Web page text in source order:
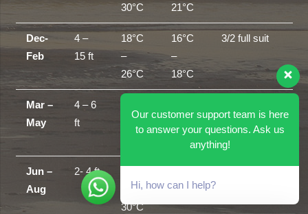
30°C
21°C
Dec-
Feb
4 –
15 ft
18°C
–
26°C
16°C
–
18°C
3/2 full suit
Mar –
May
4 – 6
ft
20°C
Jun –
Aug
2- 4 ft
30°C
+
Our customer support team is here
to answer your questions. Ask us
anything!
Hi, how can I help?